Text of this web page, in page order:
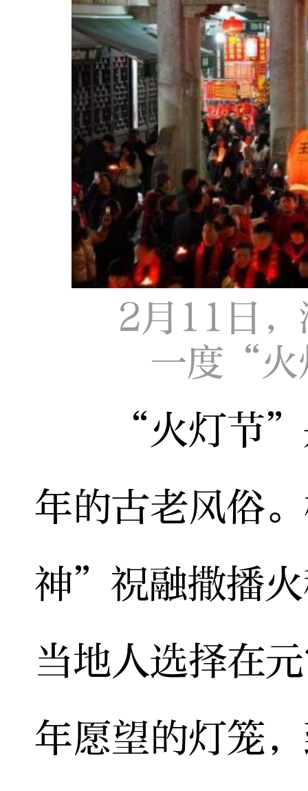
2月11日，
一度“火
“火灯节”是
年的古老风俗
神”祝融撒播
当地人选择在
年愿望的灯笼